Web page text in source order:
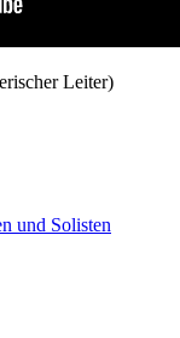
Leiter)
und Solisten